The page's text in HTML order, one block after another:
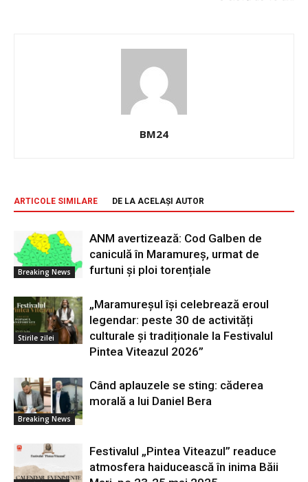
BM24
ARTICOLE SIMILARE DE LA ACELAȘI AUTOR
Breaking News
ANM avertizează: Cod Galben de
caniculă în Maramureș, urmat de
furtuni și ploi torențiale
Stirile zilei
„Maramureșul își celebrează eroul
legendar: peste 30 de activități
culturale și tradiționale la Festivalul
Pintea Viteazul 2026”
Breaking News
Când aplauzele se sting: căderea
morală a lui Daniel Bera
Festivalul „Pintea Viteazul” readuce
atmosfera haiducească în inima Băii